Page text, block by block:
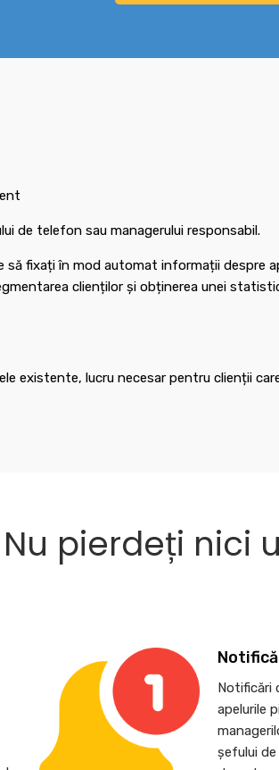
de telefon sau managerului responsabil.
să fixați în mod automat informații despre
clienților și obținerea unei
existente, lucru necesar pentru clienții
Nu pierdeți nici
Notificări
apelurile
șefului de